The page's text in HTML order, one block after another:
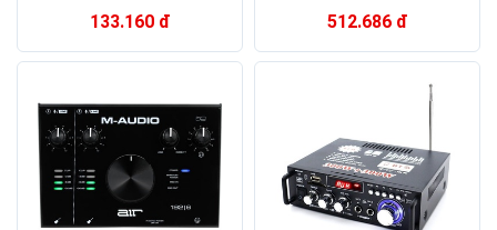
133.160 đ 512.686 đ